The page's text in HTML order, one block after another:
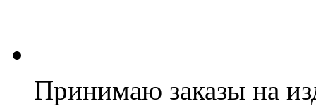
Принимаю заказы на